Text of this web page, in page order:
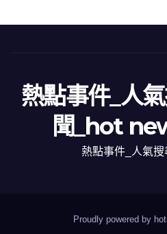
熱點事件_人
聞_hot
熱點事件_人氣搜
Proudly powered by